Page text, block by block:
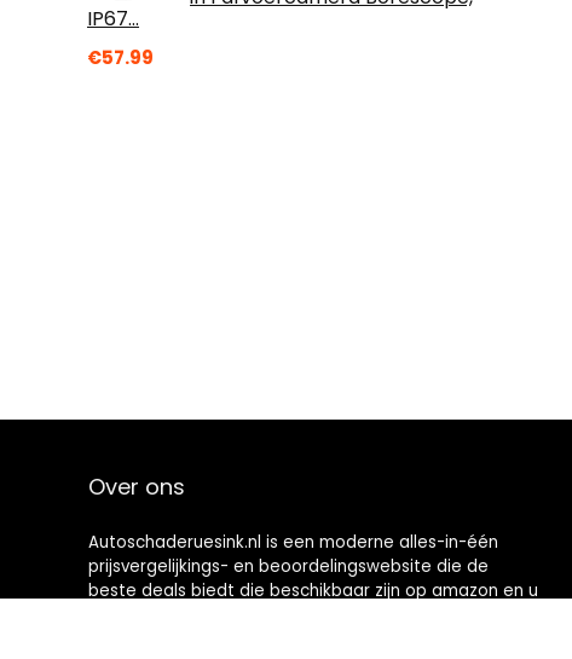
IP67…
€57.99
Over ons
Autoschaderuesink.nl is een moderne alles-in-één
prijsvergelijkings- en beoordelingswebsite die de
beste deals biedt die beschikbaar zijn op amazon en u